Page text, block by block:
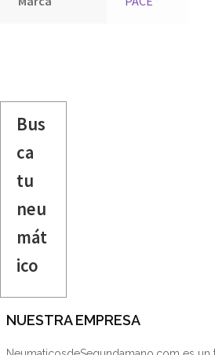
Bus
ca
tu
neu
mát
ico
NUESTRA EMPRESA